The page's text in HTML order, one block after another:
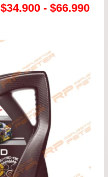
$34.900 - $66.990